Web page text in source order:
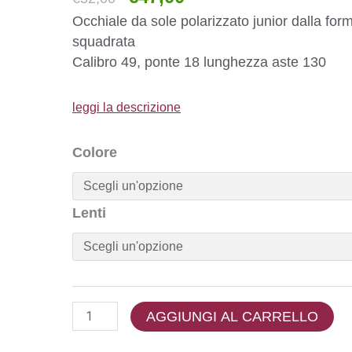
Occhiale da sole polarizzato junior dalla
squadrata
Calibro 49, ponte 18 lunghezza aste 130
leggi la descrizione
Colore
Lenti
AGGIUNGI AL CARRELLO